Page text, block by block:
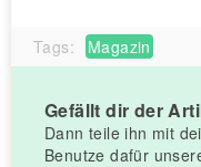
Tags: Magazin
Gefällt dir der
Dann teile ihn mit
Benutze dafür